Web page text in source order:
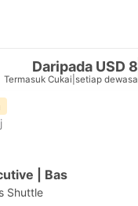
Daripada USD 8
Termasuk Cukai setiap dewasa
| Bas
Shuttle